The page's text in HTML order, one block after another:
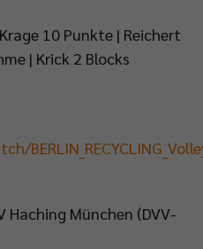
10 Punkte | Reichert
| Krick 2 Blocks
Haching München (DVV-